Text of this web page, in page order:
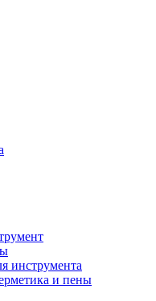
инструмента
и пены